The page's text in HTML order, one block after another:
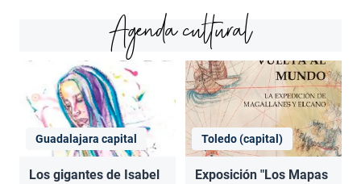
Agenda cultural
Guadalajara capital
Los gigantes de Isabel
Toledo (capital)
Exposición "Los Mapas